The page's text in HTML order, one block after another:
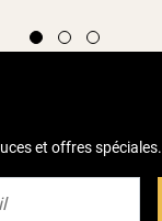
et offres spéciales.